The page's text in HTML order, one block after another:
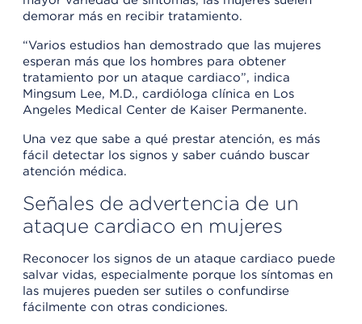
demorar más en recibir tratamiento.
“Varios estudios han demostrado que las mujeres
esperan más que los hombres para obtener
tratamiento por un ataque cardiaco”, indica
Mingsum Lee, M.D., cardióloga clínica en Los
Angeles Medical Center de Kaiser Permanente.
Una vez que sabe a qué prestar atención, es más
fácil detectar los signos y saber cuándo buscar
atención médica.
Señales de advertencia de un
ataque cardiaco en mujeres
Reconocer los signos de un ataque cardiaco puede
salvar vidas, especialmente porque los síntomas en
las mujeres pueden ser sutiles o confundirse
fácilmente con otras condiciones.